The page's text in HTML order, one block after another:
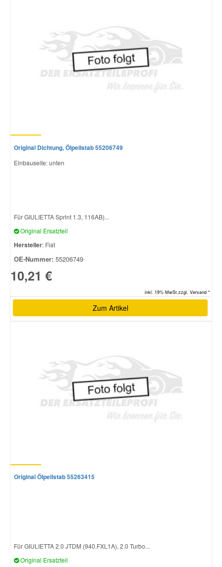
Original Dichtung, Ölpeilstab 55206749
Einbauseite: unten
Für GIULIETTA Sprint 1.3, 116AB)...
Original Ersatzteil
Hersteller: Fiat
OE-Nummer: 55206749
10,21 €
inkl. 19% MwSt.zzgl. Versand *
Zum Artikel
Original Ölpeilstab 55263415
Für GIULIETTA 2.0 JTDM (940.FXL1A), 2.0 Turbo...
Original Ersatzteil
Volvo Ersatzteile